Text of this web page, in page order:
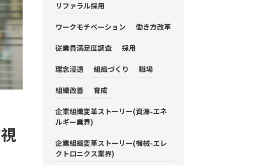
リファラル採用
ワークモチベーション 働き方改革
従業員満足度調査 採用
理念浸透 組織づくり 職場
組織改善 育成
企業組織変革ストーリー(資源-エネ
ルギー業界)
企業組織変革ストーリー(機械-エレ
クトロニクス業界)